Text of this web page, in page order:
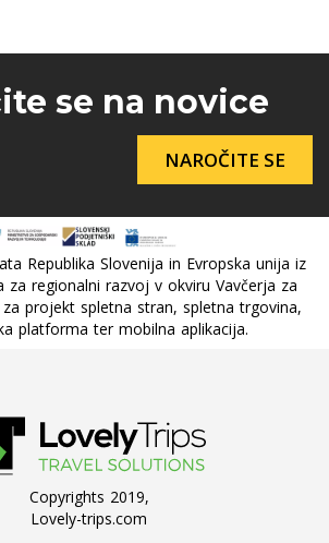
se na novice
NAROČITE SE
Republika Slovenija in Evropska unija iz
za regionalni razvoj v okviru Vavčerja za
projekt spletna stran, spletna trgovina,
platforma ter mobilna aplikacija.
Copyrights 2019,
Lovely-trips.com